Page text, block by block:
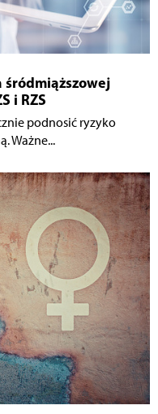
śródmiąższowej
i RZS
podnosić ryzyko
Ważne...